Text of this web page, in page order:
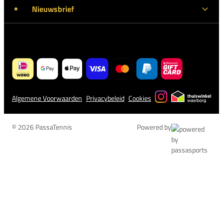
Nieuwsbrief
Algemene Voorwaarden Privacybeleid Cookies
© 2026 PassaTennis Powered by